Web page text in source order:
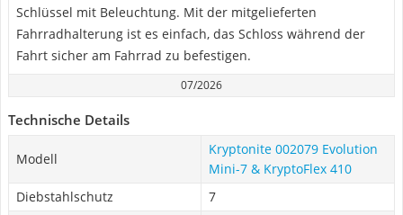
Schlüssel mit Beleuchtung. Mit der mitgelieferten
Fahrradhalterung ist es einfach, das Schloss während der
Fahrt sicher am Fahrrad zu befestigen.
07/2026
Technische Details
Modell
Kryptonite 002079 Evolution
Mini-7 & KryptoFlex 410
Diebstahlschutz
7